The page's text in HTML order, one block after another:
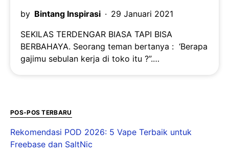
by Bintang Inspirasi
29 Januari 2021
SEKILAS TERDENGAR BIASA TAPI BISA
BERBAHAYA. Seorang teman bertanya : ‘Berapa
gajimu sebulan kerja di toko itu ?”.…
POS-POS TERBARU
Rekomendasi POD 2026: 5 Vape Terbaik untuk
Freebase dan SaltNic